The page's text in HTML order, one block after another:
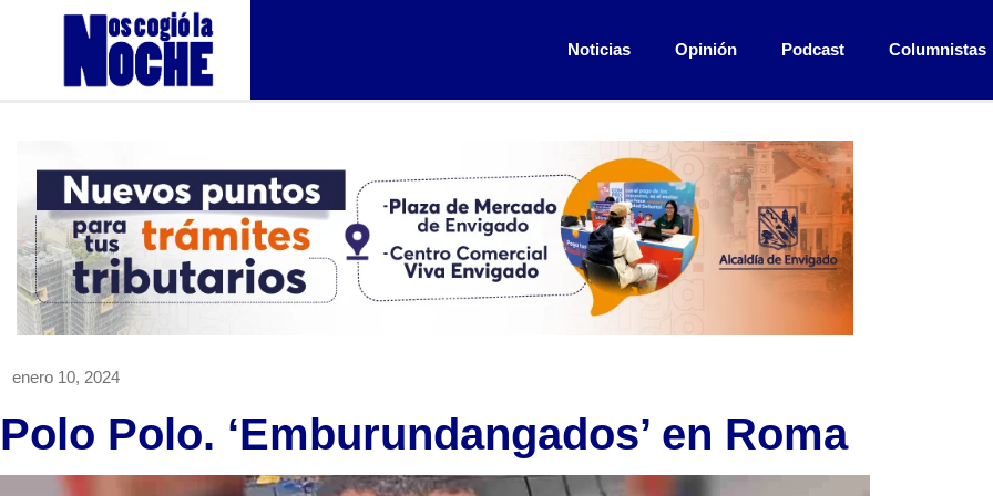
Noticias Opinión Podcast Columnistas
enero 10, 2024
Polo Polo. ‘Emburundangados’ en Roma